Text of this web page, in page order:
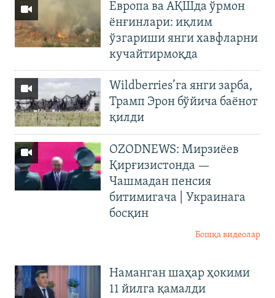
Европа ва АҚШда ўрмон
ёнғинлари: иқлим
ўзгариши янги хавфларни
кучайтирмоқда
Wildberries’га янги зарба,
Трамп Эрон бўйича баёнот
қилди
OZODNEWS: Мирзиёев
Қирғизистонда —
Чашмадан пенсия
битимигача | Украинага
босқин
Бошқа видеолар
Наманган шаҳар ҳокими
11 йилга қамалди